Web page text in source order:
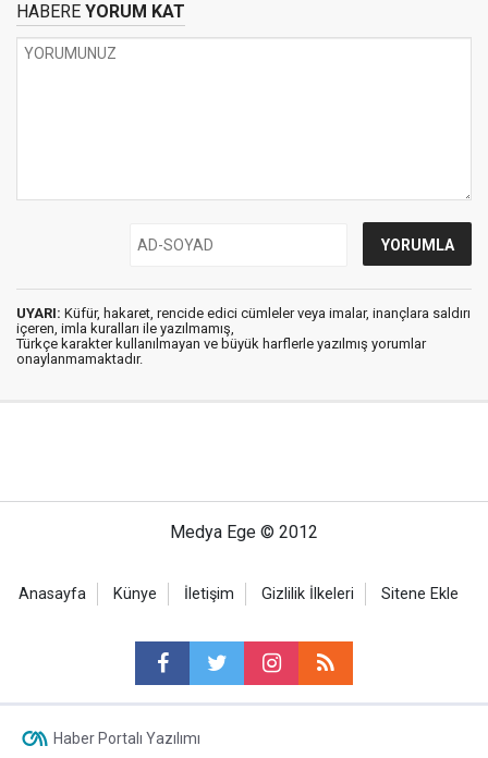
HABERE YORUM KAT
UYARI: Küfür, hakaret, rencide edici cümleler veya imalar, inançlara saldırı
içeren, imla kuralları ile yazılmamış,
Türkçe karakter kullanılmayan ve büyük harflerle yazılmış yorumlar
onaylanmamaktadır.
Medya Ege © 2012
Anasayfa Künye İletişim Gizlilik İlkeleri Sitene Ekle
Haber Portalı Yazılımı